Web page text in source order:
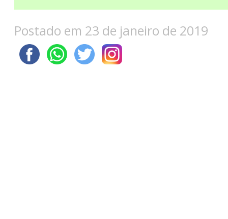
Postado em 23 de janeiro de 2019